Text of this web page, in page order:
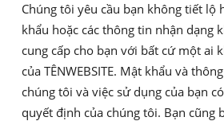
Chúng tôi yêu cầu bạn không tiết lộ
khẩu hoặc các thông tin nhận dạng
cung cấp cho bạn với bất cứ một ai
của TÊNWEBSITE. Mật khẩu và
chúng tôi và việc sử dụng của bạn
quyết định của chúng tôi. Bạn cũng